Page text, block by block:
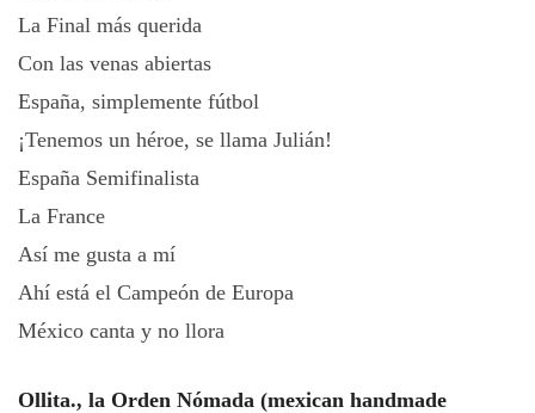
La Final más querida
Con las venas abiertas
España, simplemente fútbol
¡Tenemos un héroe, se llama Julián!
España Semifinalista
La France
Así me gusta a mí
Ahí está el Campeón de Europa
México canta y no llora
Ollita., la Orden Nómada (mexican handmade